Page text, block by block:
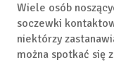
Wiele osób
soczewki
niektórzy
można spotkać się